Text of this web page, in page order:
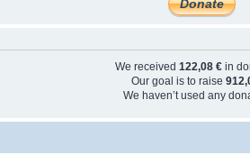
We received 122,08 € in
Our goal is to raise
We haven’t used any